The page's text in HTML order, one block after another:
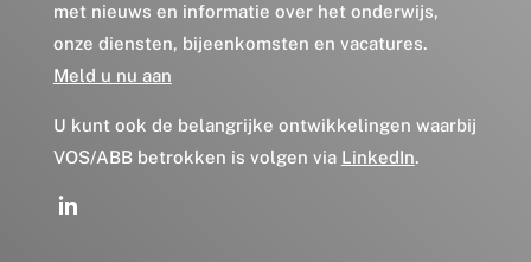
met nieuws en informatie over het onderwijs,
onze diensten, bijeenkomsten en vacatures.
Meld u nu aan
U kunt ook de belangrijke ontwikkelingen waarbij
VOS/ABB betrokken is volgen via LinkedIn.